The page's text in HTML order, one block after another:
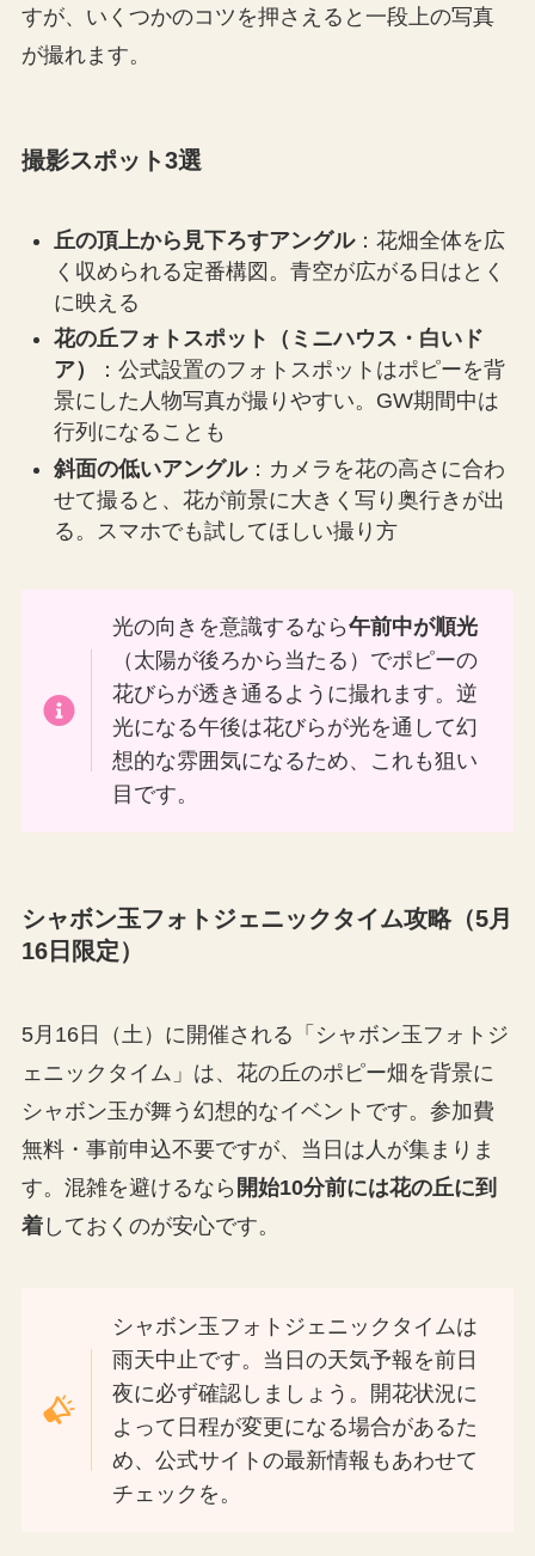
すが、いくつかのコツを押さえると一段上の写真
が撮れます。
撮影スポット3選
丘の頂上から見下ろすアングル：花畑全体を広
く収められる定番構図。青空が広がる日はとく
に映える
花の丘フォトスポット（ミニハウス・白いド
ア）
：公式設置のフォトスポットはポピーを背
景にした人物写真が撮りやすい。GW期間中は
行列になることも
斜面の低いアングル：カメラを花の高さに合わ
せて撮ると、花が前景に大きく写り奥行きが出
る。スマホでも試してほしい撮り方
光の向きを意識するなら午前中が順光
（太陽が後ろから当たる）でポピーの
花びらが透き通るように撮れます。逆
光になる午後は花びらが光を通して幻
想的な雰囲気になるため、これも狙い
目です。
シャボン玉フォトジェニックタイム攻略（5月
16日限定）
5月16日（土）に開催される「シャボン玉フォトジ
ェニックタイム」は、花の丘のポピー畑を背景に
シャボン玉が舞う幻想的なイベントです。参加費
無料・事前申込不要ですが、当日は人が集まりま
す。混雑を避けるなら 開始10分前には花の丘に到
着しておくのが安心です。
シャボン玉フォトジェニックタイムは
雨天中止です。当日の天気予報を前日
夜に必ず確認しましょう。開花状況に
よって日程が変更になる場合があるた
め、公式サイトの最新情報もあわせて
チェックを。